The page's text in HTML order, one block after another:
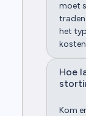
moet
traden
het
Hoe
Kom